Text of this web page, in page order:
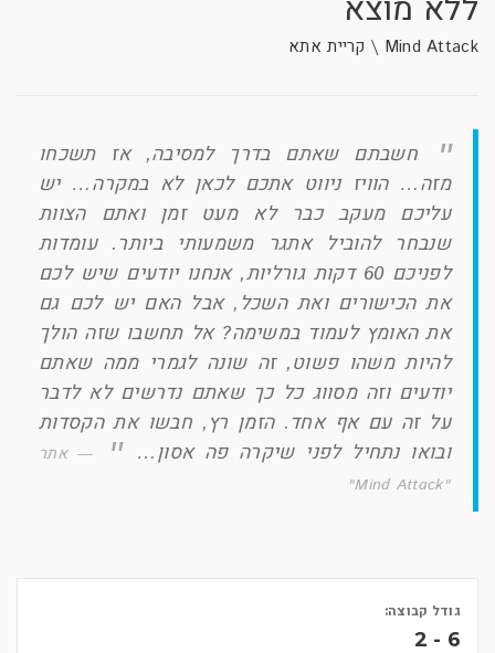
ללא מוצא
Mind Attack \ קריית אתא
חשבתם שאתם בדרך למסיבה, אז תשכחו
מזה… הוויז ניווט אתכם לכאן לא במקרה… יש
עליכם מעקב כבר לא מעט זמן ואתם הצוות
שנבחר להוביל אתגר משמעותי ביותר. עומדות
לפניכם 60 דקות גורליות, אנחנו יודעים שיש לכם
את הכישורים ואת השכל, אבל האם יש לכם גם
את האומץ לעמוד במשימה? אל תחשבו שזה הולך
להיות משהו פשוט, זה שונה לגמרי ממה שאתם
יודעים וזה מסווג כל כך שאתם נדרשים לא לדבר
על זה עם אף אחד. הזמן רץ, חבשו את הקסדות
ובואו נתחיל לפני שיקרה פה אסון…
אתר
"Mind Attack"
גודל קבוצה:
2 - 6